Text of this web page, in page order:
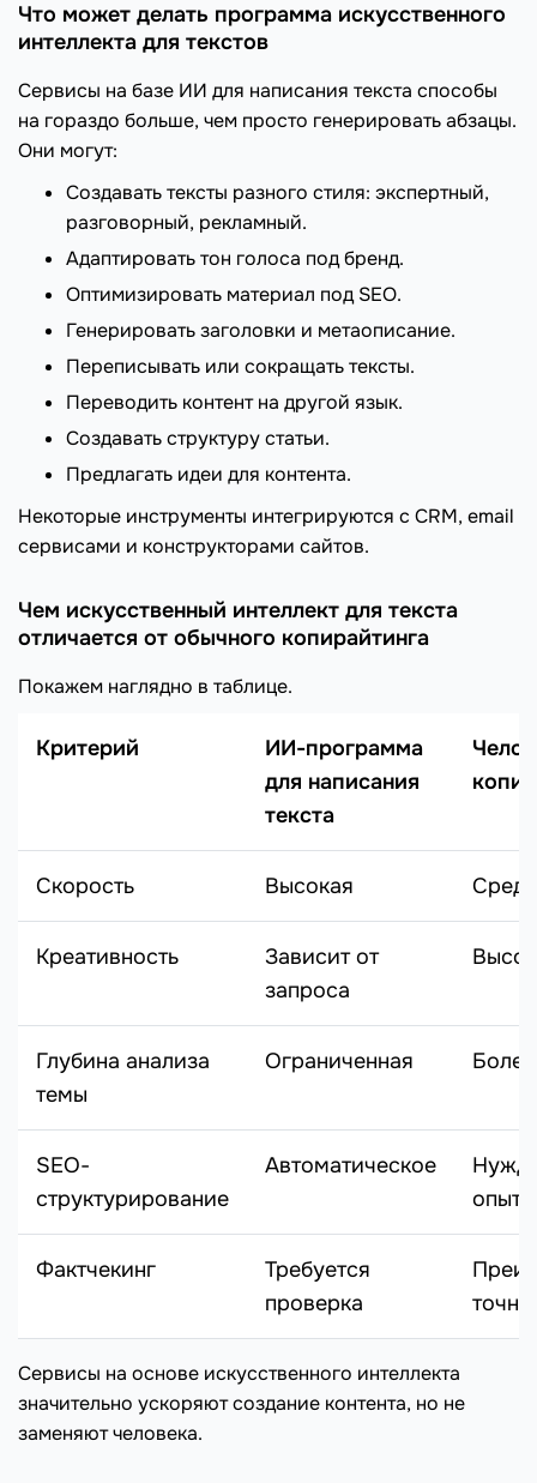
Что может делать программа искусственного
интеллекта для текстов
Сервисы на базе ИИ для написания текста способы
на гораздо больше, чем просто генерировать абзацы.
Они могут:
Создавать тексты разного стиля: экспертный,
разговорный, рекламный.
Адаптировать тон голоса под бренд.
Оптимизировать материал под SEO.
Генерировать заголовки и метаописание.
Переписывать или сокращать тексты.
Переводить контент на другой язык.
Создавать структуру статьи.
Предлагать идеи для контента.
Некоторые инструменты интегрируются с CRM, email
сервисами и конструкторами сайтов.
Чем искусственный интеллект для текста
отличается от обычного копирайтинга
Покажем наглядно в таблице.
Критерий
ИИ-программа
для написания
текста
Скорость Высокая
Креативность
Зависит от
запроса
Глубина анализа
темы
Ограниченная
SEO-
структурирование
Автоматическое
опыте
Фактчекинг
Требуется
проверка
Сервисы на основе искусственного интеллекта
значительно ускоряют создание контента, но не
заменяют человека.